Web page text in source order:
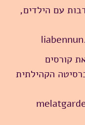
עם הילדים,
קורסים
הקהילתית